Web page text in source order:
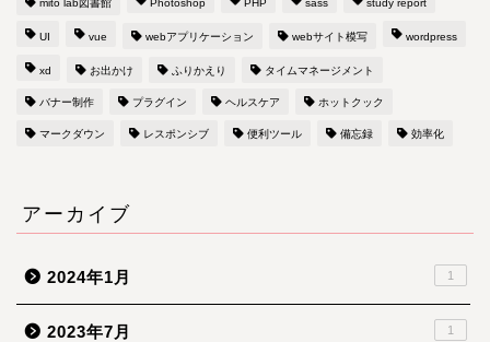
mito lab図書館 Photoshop PHP sass study report
UI vue webアプリケーション webサイト模写 wordpress
xd お出かけ ふりかえり タイムマネージメント
バナー制作 プラグイン ヘルスケア ホットクック
マークダウン レスポンシブ 便利ツール 備忘録 効率化
アーカイブ
2024年1月 1
2023年7月 1